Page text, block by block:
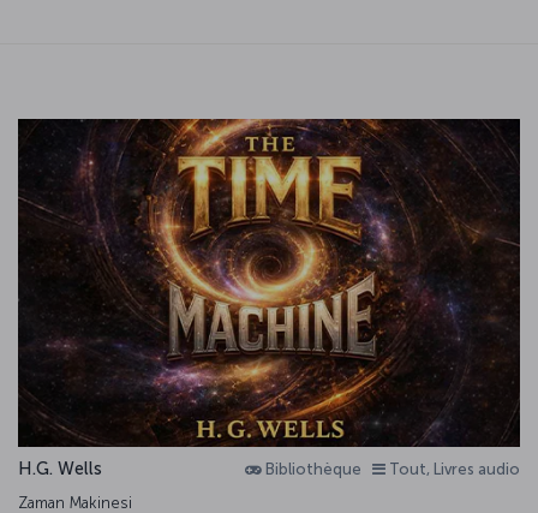
Bibliothèque Tout, Livres audio
H.G. Wells
Zaman Makinesi